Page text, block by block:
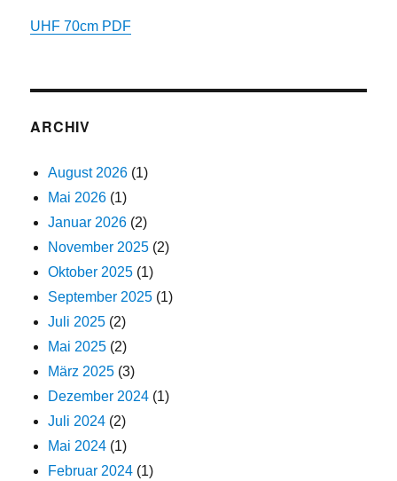
UHF 70cm PDF
ARCHIV
August 2026 (1)
Mai 2026 (1)
Januar 2026 (2)
November 2025 (2)
Oktober 2025 (1)
September 2025 (1)
Juli 2025 (2)
Mai 2025 (2)
März 2025 (3)
Dezember 2024 (1)
Juli 2024 (2)
Mai 2024 (1)
Februar 2024 (1)